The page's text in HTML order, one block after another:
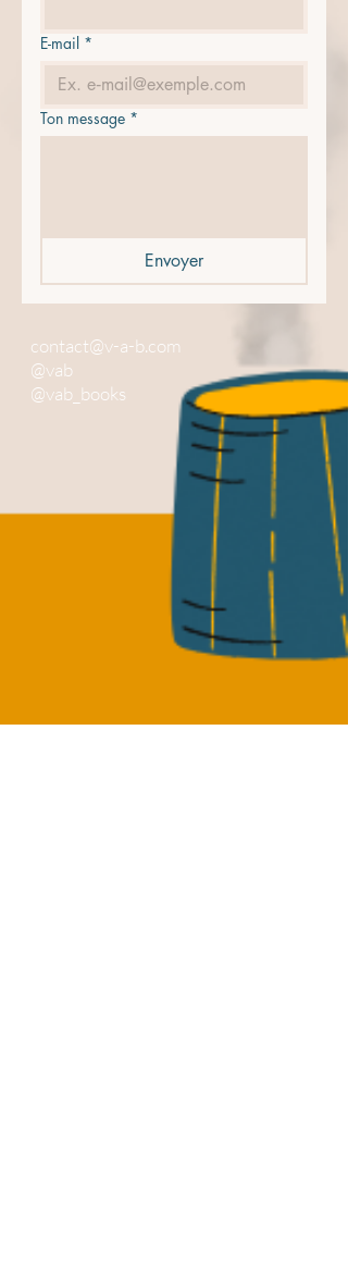
E-mail *
Ton message *
Envoyer
contact@v-a-b.com
@vab
@vab_books